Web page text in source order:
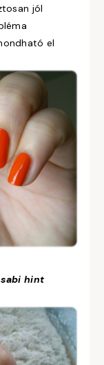
jól
el
hint